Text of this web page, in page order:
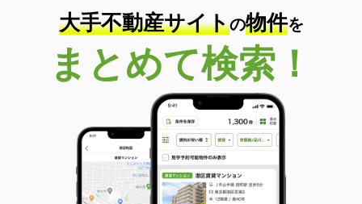
大手不動産サイトの物件を
まとめて検索！